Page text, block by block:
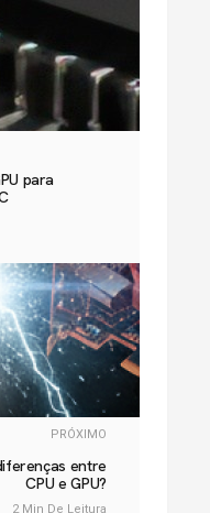
para
PRÓXIMO
entre
CPU e GPU?
2 Min De Leitura